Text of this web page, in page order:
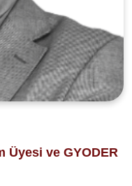
Üyesi ve GYODER